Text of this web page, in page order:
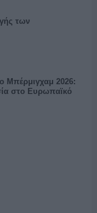
των
Μπέρμιγχαμ 2026:
στο Ευρωπαϊκό